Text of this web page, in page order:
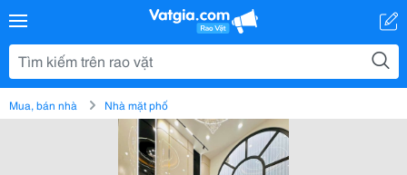
Mua, bán nhà Nhà mặt phố